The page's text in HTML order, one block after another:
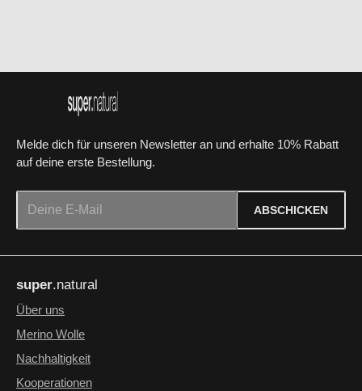
Melde dich für unseren Newsletter an und erhalte 10% Rabatt
auf deine erste Bestellung.
ABSCHICKEN
genommen und die
einverstanden.
Die mit einem Stern (*) markierten Felder sind Pflichtfelder.
super.natural
Über uns
Merino Wolle
Nachhaltigkeit
Kooperationen